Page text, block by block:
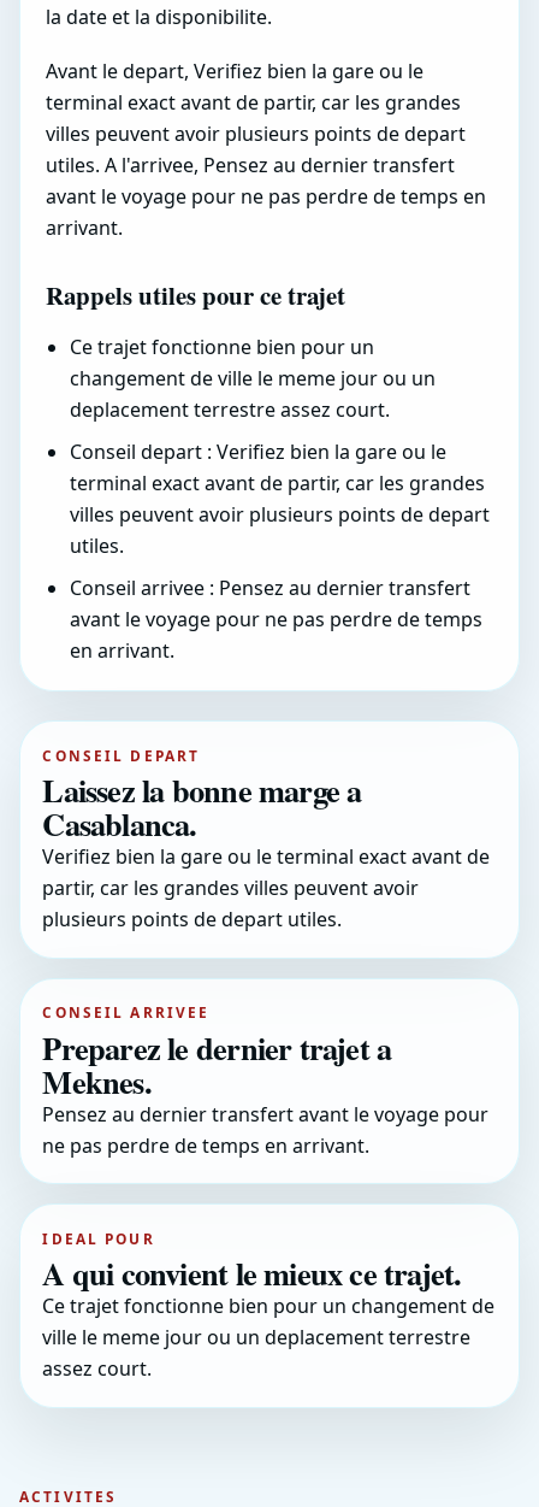
la date et la disponibilite.
Avant le depart, Verifiez bien la gare ou le
terminal exact avant de partir, car les grandes
villes peuvent avoir plusieurs points de depart
utiles. A l'arrivee, Pensez au dernier transfert
avant le voyage pour ne pas perdre de temps en
arrivant.
Rappels utiles pour ce trajet
Ce trajet fonctionne bien pour un
changement de ville le meme jour ou un
deplacement terrestre assez court.
Conseil depart : Verifiez bien la gare ou le
terminal exact avant de partir, car les grandes
villes peuvent avoir plusieurs points de depart
utiles.
Conseil arrivee : Pensez au dernier transfert
avant le voyage pour ne pas perdre de temps
en arrivant.
CONSEIL DEPART
Laissez la bonne marge a
Casablanca.
Verifiez bien la gare ou le terminal exact avant de
partir, car les grandes villes peuvent avoir
plusieurs points de depart utiles.
CONSEIL ARRIVEE
Preparez le dernier trajet a
Meknes.
Pensez au dernier transfert avant le voyage pour
ne pas perdre de temps en arrivant.
IDEAL POUR
A qui convient le mieux ce trajet.
Ce trajet fonctionne bien pour un changement de
ville le meme jour ou un deplacement terrestre
assez court.
ACTIVITES